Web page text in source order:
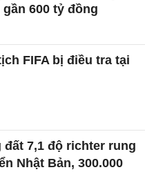
600 tỷ đồng
FIFA bị điều tra tại
đất 7,1 độ richter rung
Nhật Bản, 300.000